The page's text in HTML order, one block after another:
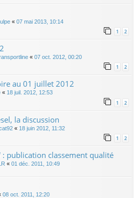
« 07 mai 2013, 10:14
1 2
« 07 oct. 2012, 00:20
1 2
au 01 juillet 2012
« 18 juil. 2012, 12:53
1 2
la discussion
« 18 juin 2012, 11:32
1 2
: publication classement qualité
« 01 déc. 2011, 10:49
08 oct. 2011, 12:20